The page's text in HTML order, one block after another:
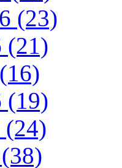
(23)
(21)
(19)
(24)